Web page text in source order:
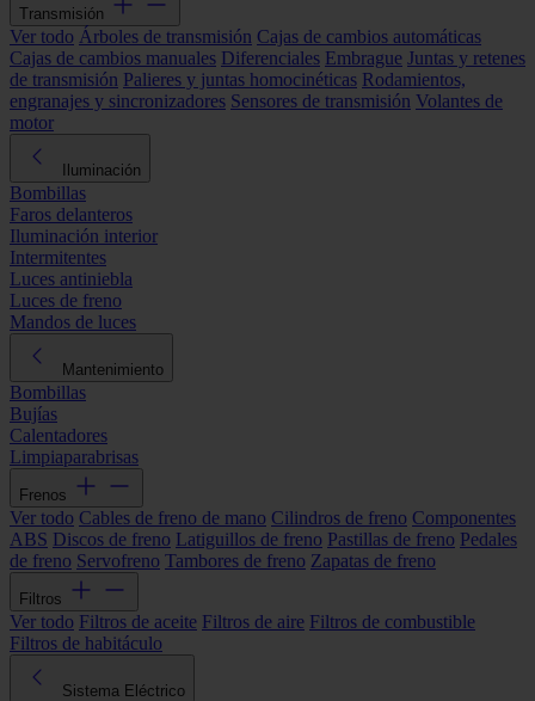
Transmisión
Ver todo Árboles de transmisión Cajas de cambios automáticas
Cajas de cambios manuales Diferenciales Embrague Juntas y retenes
de transmisión Palieres y juntas homocinéticas Rodamientos,
engranajes y sincronizadores Sensores de transmisión Volantes de
motor
Iluminación
Bombillas
Faros delanteros
Iluminación interior
Intermitentes
Luces antiniebla
Luces de freno
Mandos de luces
Mantenimiento
Bombillas
Bujías
Calentadores
Limpiaparabrisas
Frenos
Ver todo Cables de freno de mano Cilindros de freno Componentes
ABS Discos de freno Latiguillos de freno Pastillas de freno Pedales
de freno Servofreno Tambores de freno Zapatas de freno
Filtros
Ver todo Filtros de aceite Filtros de aire Filtros de combustible
Filtros de habitáculo
Sistema Eléctrico